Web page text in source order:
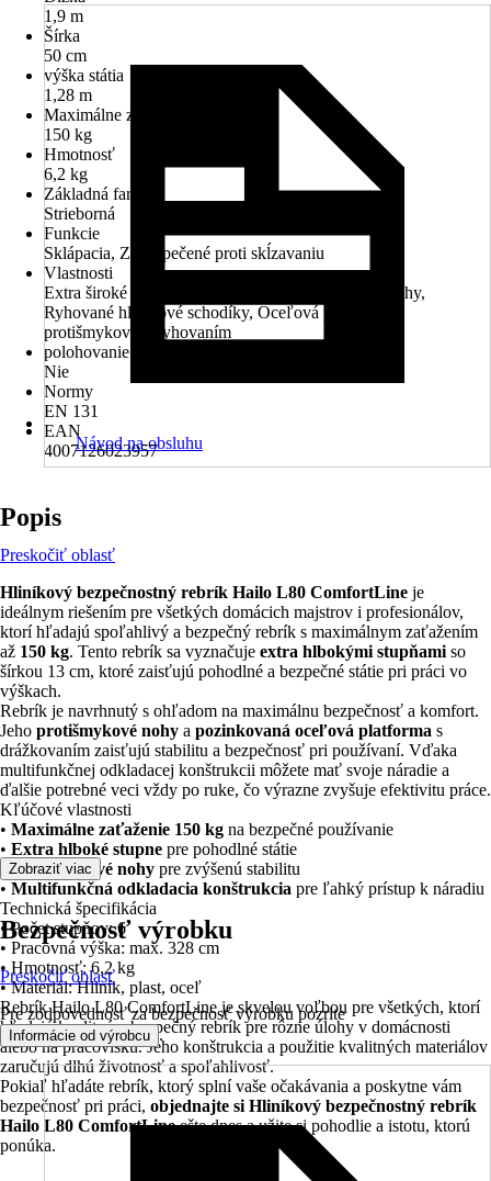
1,9 m
Šírka
50 cm
výška státia
1,28 m
Maximálne zaťaženie
150 kg
Hmotnosť
6,2 kg
Základná farba
Strieborná
Funkcie
Sklápacia, Zabezpečené proti skĺzavaniu
Vlastnosti
Extra široké schody, Protišmykové umelohmotné nohy,
Ryhované hliníkové schodíky, Oceľová plošina s
protišmykovým ryhovaním
polohovanie schodu je možné
Nie
Normy
EN 131
EAN
4007126023957
Návod na obsluhu
Popis
Preskočiť oblasť
Hliníkový bezpečnostný rebrík Hailo L80 ComfortLine je
ideálnym riešením pre všetkých domácich majstrov i profesionálov,
ktorí hľadajú spoľahlivý a bezpečný rebrík s maximálnym zaťažením
až 150 kg. Tento rebrík sa vyznačuje extra hlbokými stupňami so
šírkou 13 cm, ktoré zaisťujú pohodlné a bezpečné státie pri práci vo
výškach.
Rebrík je navrhnutý s ohľadom na maximálnu bezpečnosť a komfort.
Jeho protišmykové nohy a pozinkovaná oceľová platforma s
drážkovaním zaisťujú stabilitu a bezpečnosť pri používaní. Vďaka
multifunkčnej odkladacej konštrukcii môžete mať svoje náradie a
ďalšie potrebné veci vždy po ruke, čo výrazne zvyšuje efektivitu práce.
Kľúčové vlastnosti
• Maximálne zaťaženie 150 kg na bezpečné používanie
• Extra hlboké stupne pre pohodlné státie
•Protišmykové nohy pre zvýšenú stabilitu
• Multifunkčná odkladacia konštrukcia pre ľahký prístup k náradiu
Technická špecifikácia
• Počet stupňov: 6
• Pracovná výška: max. 328 cm
• Hmotnosť: 6,2 kg
• Materiál: Hliník, plast, oceľ
Rebrík Hailo L80 ComfortLine je skvelou voľbou pre všetkých, ktorí
hľadajú kvalitný a bezpečný rebrík pre rôzne úlohy v domácnosti
alebo na pracovisku. Jeho konštrukcia a použitie kvalitných materiálov
zaručujú dlhú životnosť a spoľahlivosť.
Pokiaľ hľadáte rebrík, ktorý splní vaše očakávania a poskytne vám
bezpečnosť pri práci, objednajte si Hliníkový bezpečnostný rebrík
Hailo L80 ComfortLineešte dnes a užite si pohodlie a istotu, ktorú
ponúka.
Zobraziť viac
Bezpečnosť výrobku
Preskočiť oblasť
Pre zodpovednosť za bezpečnosť výrobku pozrite
Informácie od výrobcu .